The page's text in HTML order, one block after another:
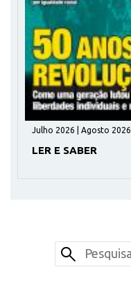
Julho 2026 | Agosto 2026
LER E SABER